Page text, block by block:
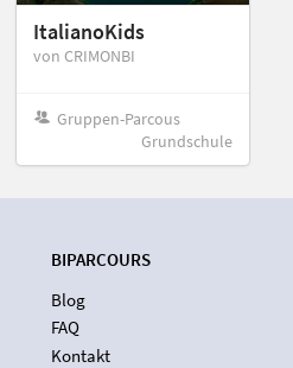
ItalianoKids
von CRIMONBI
Gruppen-Parcous
Grundschule
BIPARCOURS
Blog
FAQ
Kontakt